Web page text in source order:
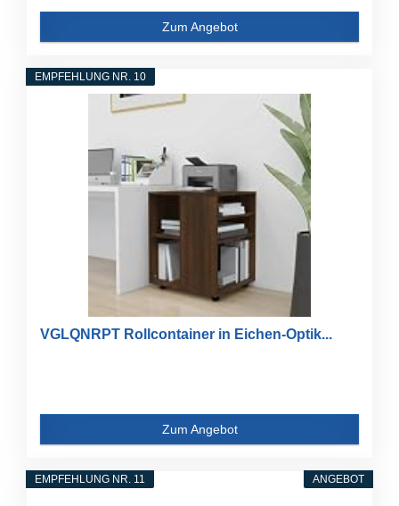
Zum Angebot
EMPFEHLUNG NR. 10
VGLQNRPT Rollcontainer in Eichen-Optik...
Zum Angebot
ANGEBOT
EMPFEHLUNG NR. 11